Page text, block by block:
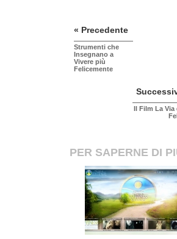
« Precedente
Strumenti che
Insegnano a
Vivere più
Felicemente
Il Film La
PER SAPERNE DI